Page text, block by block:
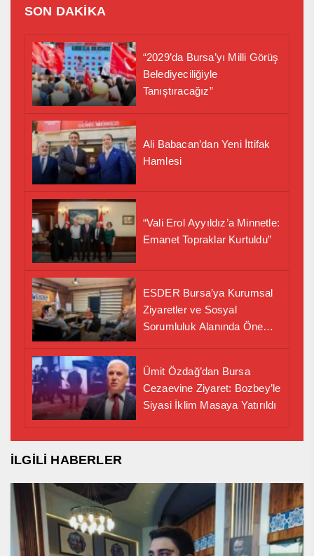
SON DAKİKA
“2029’da Bursa’yı Milli Görüş
Belediyeciliğiyle
Tanıştıracağız”
Ali Babacan’dan Yeni İttifak
Hamlesi
“Vali Erol Ayyıldız’a Minnetle:
Emanet Topraklar Kurtuldu”
ESDER Bursa’ya Kurumsal
Ziyaretler ve Sosyal
Sorumluluk Alanında Önemli
Ümit Özdağ’dan Bursa
Cezaevine Ziyaret: Bozbey’le
Siyasi İklim Masaya Yatırıldı
İLGİLİ HABERLER